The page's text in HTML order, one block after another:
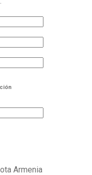
Armenia